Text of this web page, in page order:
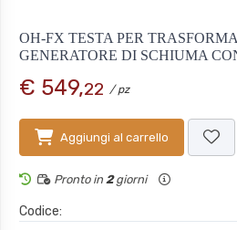
OH-FX TESTA PER
GENERATORE DI SCHIUMA
€ 549,22 / pz
Aggiungi al carrello
Pronto in 2giorni
Codice: